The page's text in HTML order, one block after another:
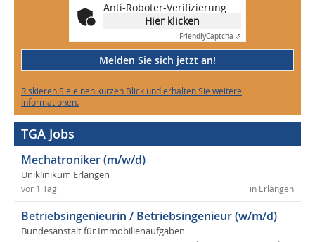
Anti-Roboter-Verifizierung
Hier klicken
FriendlyCaptcha ⇗
Melden Sie sich jetzt an!
Riskieren Sie einen kurzen Blick und erhalten Sie weitere
Informationen.
TGA Jobs
Mechatroniker (m/w/d)
Uniklinikum Erlangen
in Erlangen
vor 1 Tag
Betriebsingenieurin / Betriebsingenieur (w/m/d)
Bundesanstalt für Immobilienaufgaben